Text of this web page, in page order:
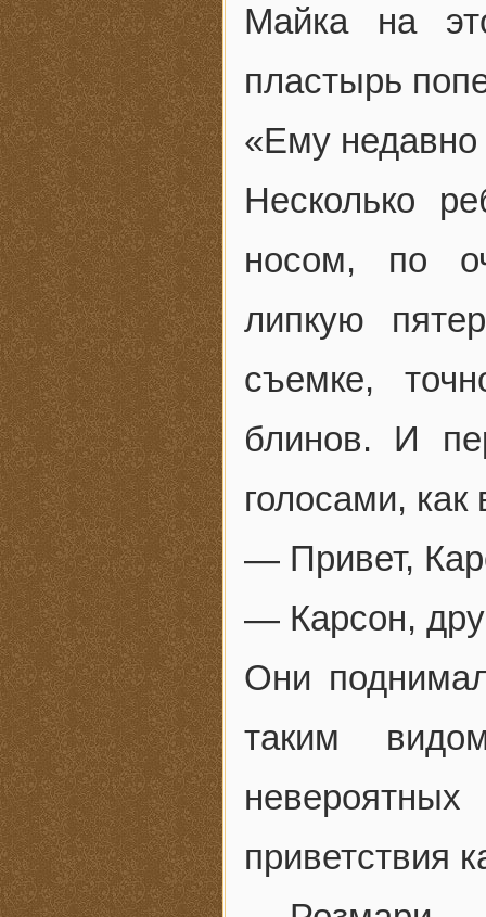
Майка на
пластырь
«Ему
Несколько
носом, по
липкую
съемке,
блинов. И
голосами, как
— Привет,
— Карсон,
Они
таким
приветствия